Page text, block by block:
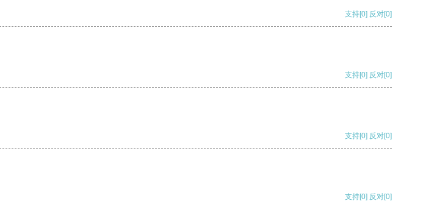
支持[0] 反对[0]
支持[0] 反对[0]
支持[0] 反对[0]
支持[0] 反对[0]